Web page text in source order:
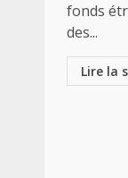
fonds
des...
Lire la